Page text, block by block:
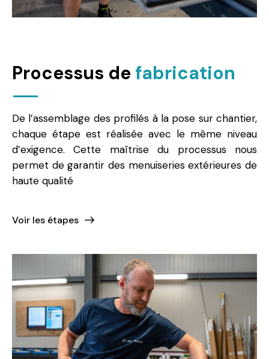
Processus de fabrication
De l’assemblage des profilés à la pose sur chantier,
chaque étape est réalisée avec le même niveau
d’exigence. Cette maîtrise du processus nous
permet de garantir des menuiseries extérieures de
haute qualité
Voir les étapes